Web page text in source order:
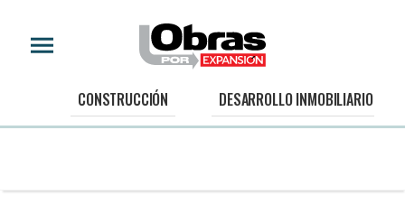
CONSTRUCCIÓN DESARROLLO INMOBILIARIO